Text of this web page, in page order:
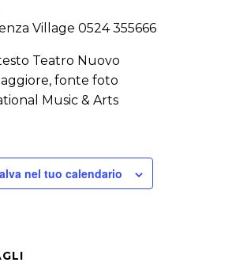
Village 0524 355666
Teatro Nuovo
fonte foto
Music & Arts
nel tuo calendario